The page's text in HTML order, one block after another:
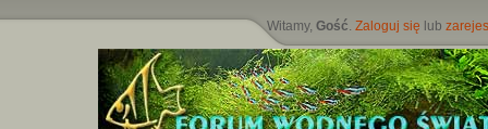
Witamy,Gość.Zaloguj się lub